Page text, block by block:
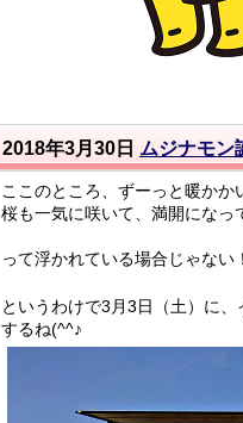
2018年3月30日 ムジナモン
ここのところ、ずーっと暖か
桜も一気に咲いて、満開にな
って浮かれている場合じゃな
というわけで3月3日（土）に
するね(^^♪